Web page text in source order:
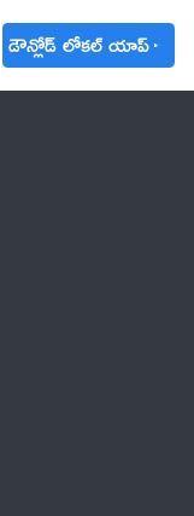
డౌన్లోడ్ లోకల్ యాప్